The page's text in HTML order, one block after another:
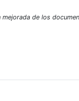
de los